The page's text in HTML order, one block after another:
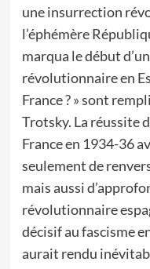
une insurrection
l’éphémère
marqua le début
révolutionnaire en
France ? » sont
Trotsky. La réussite
France en 1934-36
seulement de
mais aussi
révolutionnaire
décisif au fascisme
aurait rendu